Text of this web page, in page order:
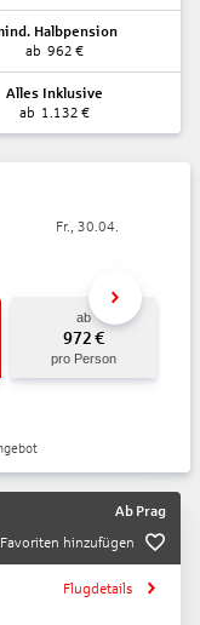
Halbpension
ab 962 €
Alles Inklusive
ab 1.132 €
Fr., 30.04.
ab
972 €
pro Person
Ab Prag
hinzufügen
Flugdetails